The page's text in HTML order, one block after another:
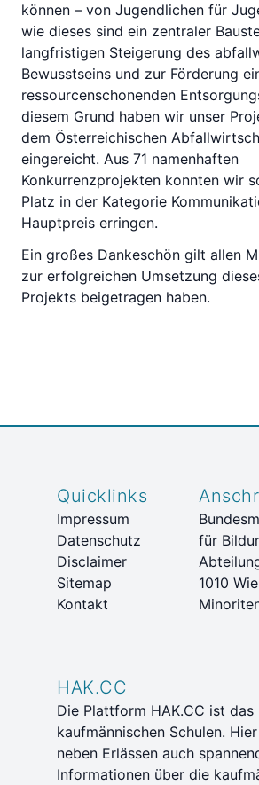
können – von Jugendlichen für
wie dieses sind ein zentraler
langfristigen Steigerung des
Bewusstseins und zur Förderung
ressourcenschonenden
diesem Grund haben wir unser
dem Österreichischen
eingereicht. Aus 71 namenhaften
Konkurrenzprojekten konnten wir
Platz in der Kategorie
Hauptpreis erringen.
Ein großes Dankeschön gilt allen
zur erfolgreichen Umsetzung
Projekts beigetragen haben.
Quicklinks
Impressum
Datenschutz
Disclaimer
Sitemap
Kontakt
für
1010
HAK.CC
Die Plattform HAK.CC ist
kaufmännischen Schulen.
neben Erlässen auch
Informationen über die